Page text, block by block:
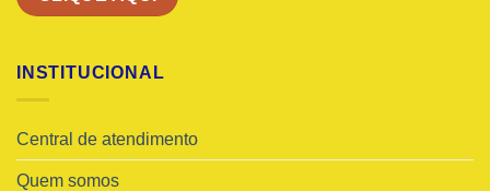
INSTITUCIONAL
Central de atendimento
Quem somos